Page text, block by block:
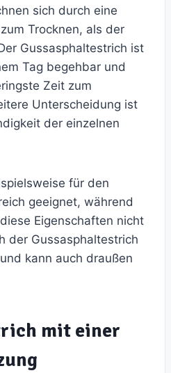
sich durch eine
Trocknen, als der
Gussasphaltestrich ist
Tag begehbar und
Zeit zum
Unterscheidung ist
der einzelnen
für den
geeignet, während
Eigenschaften nicht
der Gussasphaltestrich
kann auch draußen
mit einer